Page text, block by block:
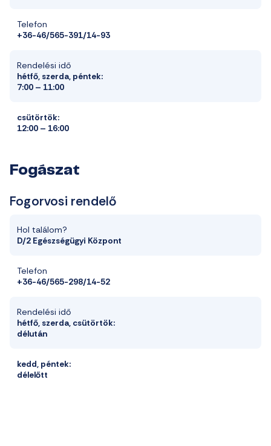
Telefon
+36-46/565-391/14-93
Rendelési idő
hétfő, szerda, péntek:
7:00 – 11:00
csütörtök:
12:00 – 16:00
Fogászat
Fogorvosi rendelő
Hol találom?
D/2 Egészségügyi Központ
Telefon
+36-46/565-298/14-52
Rendelési idő
hétfő, szerda, csütörtök:
délután
kedd, péntek:
délelőtt